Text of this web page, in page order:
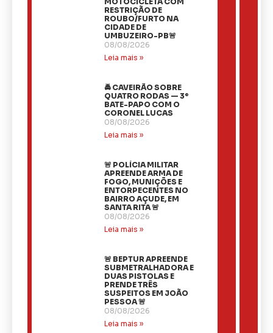
RESTRIÇÃO DE
ROUBO/FURTO NA
CIDADE DE
UMBUZEIRO-PB🚨
08/08/2026
Leia mais »
🚔 CAVEIRÃO SOBRE
QUATRO RODAS — 3º
BATE-PAPO COM O
CORONEL LUCAS
08/08/2026
Leia mais »
🚨 POLÍCIA MILITAR
APREENDE ARMA DE
FOGO, MUNIÇÕES E
ENTORPECENTES NO
BAIRRO AÇUDE, EM
SANTA RITA 🚨
08/08/2026
Leia mais »
🚨 BEPTUR APREENDE
SUBMETRALHADORA E
DUAS PISTOLAS E
PRENDE TRÊS
SUSPEITOS EM JOÃO
PESSOA 🚨
08/08/2026
Leia mais »